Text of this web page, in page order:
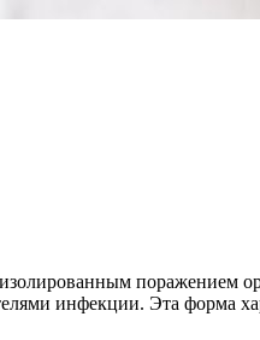
поражением
инфекции. Эта форма